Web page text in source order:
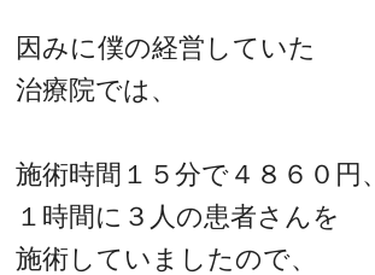
因みに僕の経営していた
治療院では、
施術時間１５分で４８６０円、
１時間に３人の患者さんを
施術していましたので、